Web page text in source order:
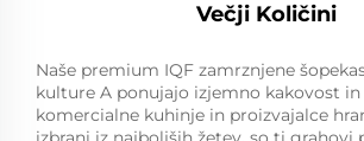
Večji Količini
Naše premium IQF zamrznjene
kulture A ponujajo izjemno kakovost in
komercialne kuhinje in proizvajalce